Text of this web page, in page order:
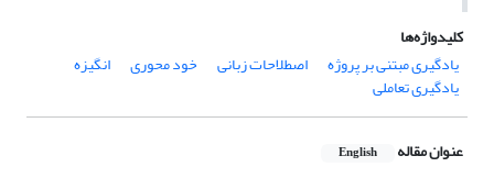
کلیدواژه‌ها
یادگیری مبتنی بر پروژه
اصطلاحات زبانی خود محوری انگیزه
یادگیری تعاملی
عنوان مقاله English